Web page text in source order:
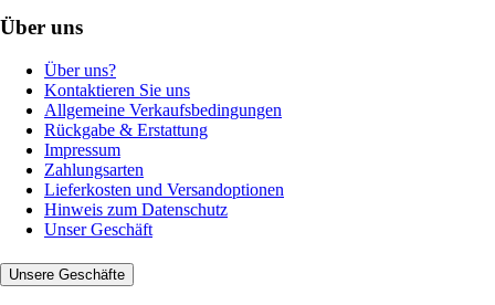
Über uns
Über uns?
Kontaktieren Sie uns
Allgemeine Verkaufsbedingungen
Rückgabe & Erstattung
Impressum
Zahlungsarten
Lieferkosten und Versandoptionen
Hinweis zum Datenschutz
Unser Geschäft
Unsere Geschäfte